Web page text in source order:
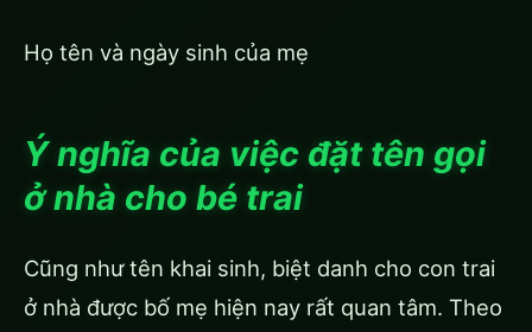
Họ tên và ngày sinh của mẹ
Ý nghĩa của việc đặt tên gọi
ở nhà cho bé trai
Cũng như tên khai sinh, biệt danh cho con trai
ở nhà được bố mẹ hiện nay rất quan tâm. Theo